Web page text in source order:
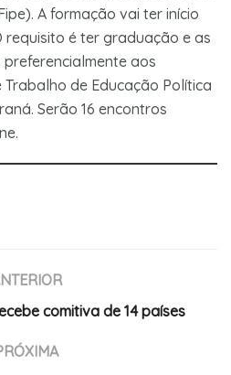
A formação vai ter início
requisito é ter graduação e as
aos
de Educação Política
Serão 16 encontros
comitiva de 14 países